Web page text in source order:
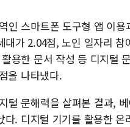
인 스마트폰 도구형 앱 이용
대가 2.04점, 노인 일자리
용한 문서 작성 등 디지털
을 나타냈다.
털 문해력을 살펴본 결과,
다. 디지털 기기를 활용한